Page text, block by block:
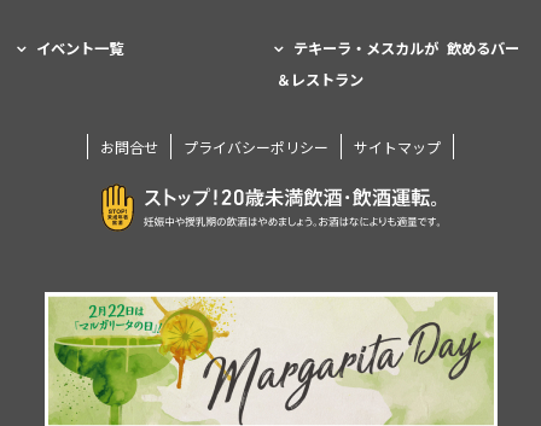
イベント一覧
テキーラ・メスカルが 飲めるバー
＆レストラン
お問合せ プライバシーポリシー サイトマップ